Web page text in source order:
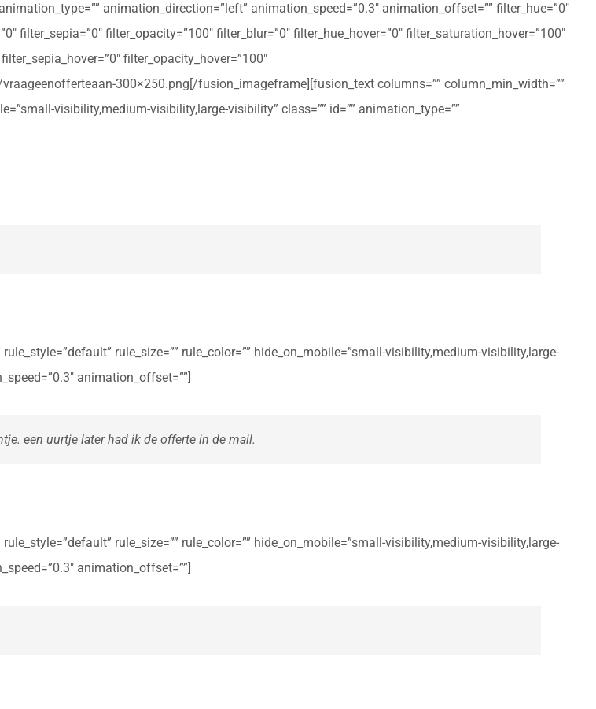
animation_direction=”left” animation_speed=”0.3″ animation_offset=”” filter_hue=”0″
filter_sepia=”0″ filter_opacity=”100″ filter_blur=”0″ filter_hue_hover=”0″ filter_saturation_hover=”100″
filter_opacity_hover=”100″
300×250.png[/fusion_imageframe][fusion_text columns=”” column_min_width=””
visibility,medium-visibility,large-visibility” class=”” id=”” animation_type=””
rule_size=”” rule_color=”” hide_on_mobile=”small-visibility,medium-visibility,large-
animation_offset=””]
een uurtje later had ik de offerte in de mail.
rule_size=”” rule_color=”” hide_on_mobile=”small-visibility,medium-visibility,large-
animation_offset=””]